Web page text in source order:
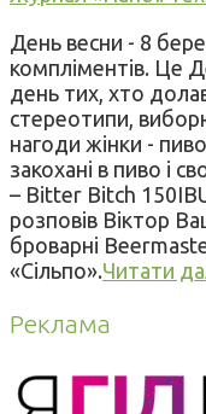
День весни - 8
компліментів. Це
день тих, хто
стереотипи,
нагоди жінки -
закохані в пиво і
– Bitter Bitch
розповів Віктор
броварні
«Сільпо».Читати
Реклама